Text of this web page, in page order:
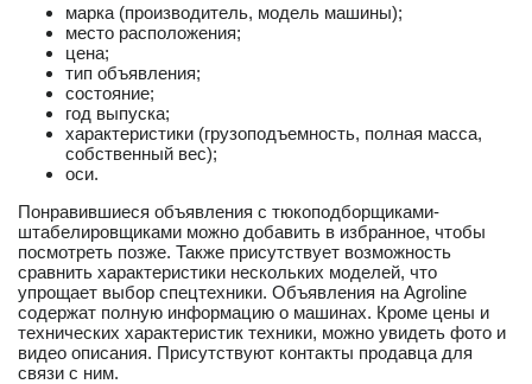
марка (производитель, модель машины);
место расположения;
цена;
тип объявления;
состояние;
год выпуска;
характеристики (грузоподъемность, полная масса,
собственный вес);
оси.
Понравившиеся объявления с тюкоподборщиками-
штабелировщиками можно добавить в избранное, чтобы
посмотреть позже. Также присутствует возможность
сравнить характеристики нескольких моделей, что
упрощает выбор спецтехники. Объявления на Agroline
содержат полную информацию о машинах. Кроме цены и
технических характеристик техники, можно увидеть фото и
видео описания. Присутствуют контакты продавца для
связи с ним.